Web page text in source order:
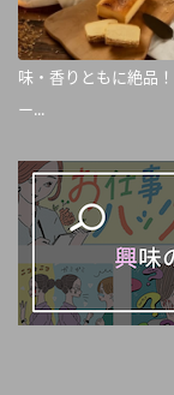
味・香りともに絶品
ー...